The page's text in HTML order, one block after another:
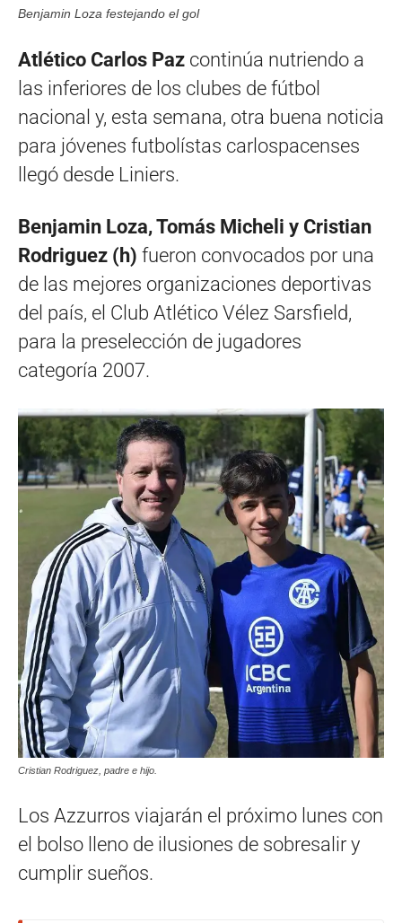
Benjamin Loza festejando el gol
Atlético Carlos Paz continúa nutriendo a
las inferiores de los clubes de fútbol
nacional y, esta semana, otra buena noticia
para jóvenes futbolístas carlospacenses
llegó desde Liniers.
Benjamin Loza, Tomás Micheli y Cristian
Rodriguez (h) fueron convocados por una
de las mejores organizaciones deportivas
del país, el Club Atlético Vélez Sarsfield,
para la preselección de jugadores
categoría 2007.
Cristian Rodriguez, padre e hijo.
Los Azzurros viajarán el próximo lunes con
el bolso lleno de ilusiones de sobresalir y
cumplir sueños.